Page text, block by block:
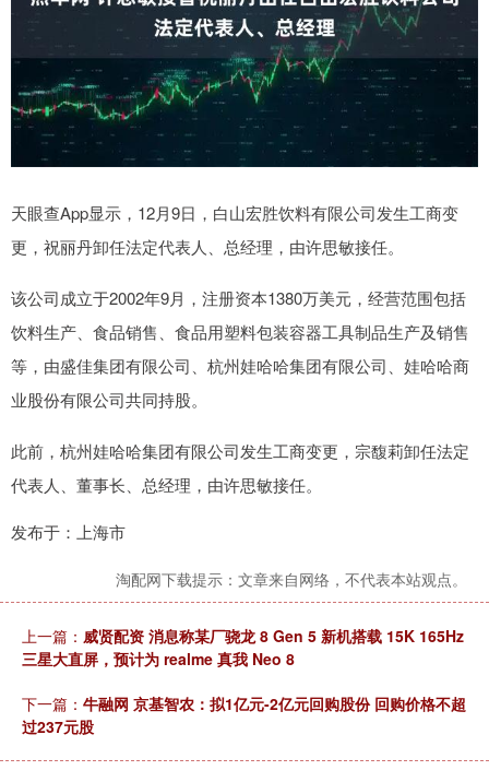
天眼查App显示，12月9日，白山宏胜饮料有限公司发生工商变
更，祝丽丹卸任法定代表人、总经理，由许思敏接任。
该公司成立于2002年9月，注册资本1380万美元，经营范围包括
饮料生产、食品销售、食品用塑料包装容器工具制品生产及销售
等，由盛佳集团有限公司、杭州娃哈哈集团有限公司、娃哈哈商
业股份有限公司共同持股。
此前，杭州娃哈哈集团有限公司发生工商变更，宗馥莉卸任法定
代表人、董事长、总经理，由许思敏接任。
发布于：上海市
淘配网下载提示：文章来自网络，不代表本站观点。
上一篇： 威贤配资 消息称某厂骁龙 8 Gen 5 新机搭载 15K 165Hz
三星大直屏，预计为 realme 真我 Neo 8
下一篇： 牛融网 京基智农：拟1亿元-2亿元回购股份 回购价格不超
过237元股